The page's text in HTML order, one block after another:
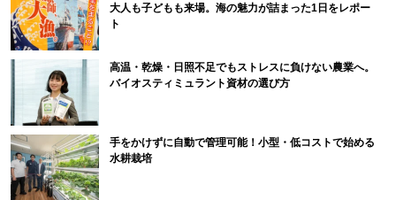
大人も子どもも来場。海の魅力が詰まった1日をレポー
ト
高温・乾燥・日照不足でもストレスに負けない農業へ。
バイオスティミュラント資材の選び方
手をかけずに自動で管理可能！小型・低コストで始める
水耕栽培